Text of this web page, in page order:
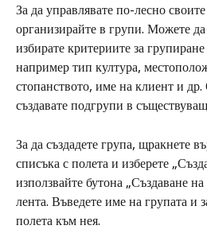
За да управлявате по-лесно
организирайте в групи. Можете
избирате критериите за
например тип култура,
стопанството, име на клиент и
създавате подгрупи в
За да създадете група, щракнете
списъка с полета и изберете
използвайте бутона „Създаване
лента. Въведете име на групата и
полета към нея.